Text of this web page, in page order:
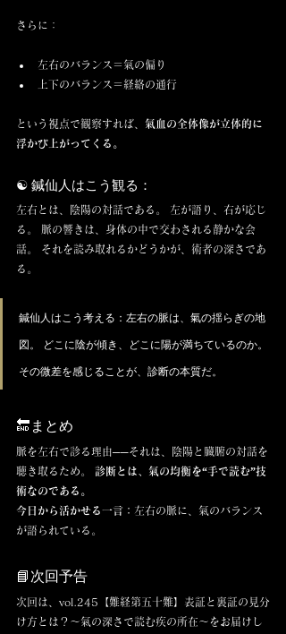
さらに：
左右のバランス＝氣の偏り
上下のバランス＝経絡の通行
という視点で観察すれば、 氣血の全体像が立体的に
浮かび上がってくる。
☯️ 鍼仙人はこう観る：
左右とは、陰陽の対話である。 左が語り、右が応じ
る。 脈の響きは、身体の中で交わされる静かな会
話。 それを読み取れるかどうかが、術者の深さであ
る。
鍼仙人はこう考える：左右の脈は、氣の揺らぎの地
図。 どこに陰が傾き、どこに陽が満ちているのか。
その微差を感じることが、診断の本質だ。
🔚まとめ
脈を左右で診る理由──それは、陰陽と臓腑の対話を
聴き取るため。 診断とは、氣の均衡を“手で読む”技
術なのである。
今日から活かせる一言： 左右の脈に、氣のバランス
が語られている。
📘次回予告
次回は、vol.245【難経第五十難】表証と裏証の見分
け方とは？〜氣の深さで読む疾の所在〜をお届けし